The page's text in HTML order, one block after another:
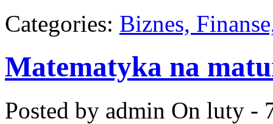
Categories: Biznes,
Matematyka na
Posted by admin On luty -